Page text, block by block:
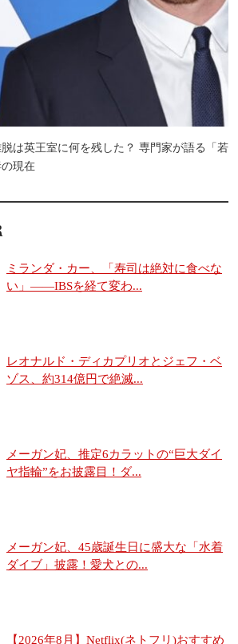
は英王室に何を残した？ 専門家が語る「若
現在
ミランダ・カー、「寿司は絶対に食べな
い」――IBSを経て変わ...
レオナルド・ディカプリオとジェフ・ベ
ゾス、約314億円で絶滅...
メーガン妃、推定6カラットの“巨大ダイ
ヤ指輪”をお披露目！ダ...
メーガン妃、45歳誕生日に盛大な「水着
ダイブ」披露！愛犬との...
【2026年8月】Netflix(ネトフリ)おすすめ